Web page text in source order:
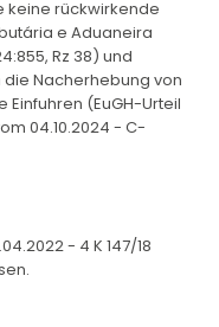
keine rückwirkende
e Aduaneira
Rz 38) und
Nacherhebung von
(EuGH-Urteil
04.10.2024 - C-
- 4 K 147/18